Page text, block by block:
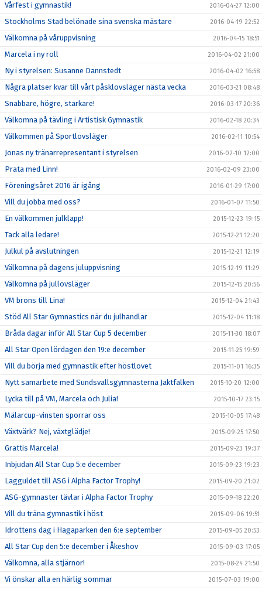
Vårfest i gymnastik! 2016-04-27 12:00
Stockholms Stad belönade sina svenska mästare 2016-04-19 22:52
Välkomna på våruppvisning 2016-04-15 18:51
Marcela i ny roll 2016-04-02 21:00
Ny i styrelsen: Susanne Dannstedt 2016-04-02 16:58
Några platser kvar till vårt påsklovsläger nästa vecka 2016-03-21 08:48
Snabbare, högre, starkare! 2016-03-17 20:36
Välkomna på tävling i Artistisk Gymnastik 2016-02-18 20:34
Välkommen på Sportlovsläger 2016-02-11 10:54
Jonas ny tränarrepresentant i styrelsen 2016-02-10 12:00
Prata med Linn! 2016-02-09 23:00
Föreningsåret 2016 är igång 2016-01-29 17:00
Vill du jobba med oss? 2016-01-07 11:50
En välkommen julklapp! 2015-12-23 19:15
Tack alla ledare! 2015-12-21 12:20
Julkul på avslutningen 2015-12-21 12:19
Välkomna på dagens juluppvisning 2015-12-19 11:29
Välkomna på jullovsläger 2015-12-15 20:56
VM brons till Lina! 2015-12-04 21:43
Stöd All Star Gymnastics när du julhandlar 2015-12-04 11:18
Bråda dagar inför All Star Cup 5 december 2015-11-30 18:07
All Star Open lördagen den 19:e december 2015-11-25 19:59
Vill du börja med gymnastik efter höstlovet 2015-11-01 16:35
Nytt samarbete med Sundsvallsgymnasterna Jaktfalken 2015-10-20 12:00
Lycka till på VM, Marcela och Julia! 2015-10-17 23:15
Mälarcup-vinsten sporrar oss 2015-10-05 17:48
Växtvärk? Nej, växtglädje! 2015-09-25 17:50
Grattis Marcela! 2015-09-23 19:37
Inbjudan All Star Cup 5:e december 2015-09-23 19:23
Lagguldet till ASG i Alpha Factor Trophy! 2015-09-20 21:02
ASG-gymnaster tävlar i Alpha Factor Trophy 2015-09-18 22:20
Vill du träna gymnastik i höst 2015-09-06 19:51
Idrottens dag i Hagaparken den 6:e september 2015-09-05 20:53
All Star Cup den 5:e december i Åkeshov 2015-09-03 17:05
Välkomna, alla stjärnor! 2015-08-24 21:50
Vi önskar alla en härlig sommar 2015-07-03 19:00